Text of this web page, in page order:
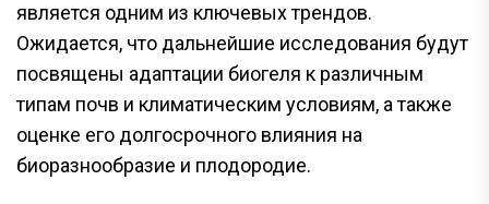
является одним из ключевых трендов.
Ожидается, что дальнейшие исследования будут
посвящены адаптации биогеля к различным
типам почв и климатическим условиям, а также
оценке его долгосрочного влияния на
биоразнообразие и плодородие.